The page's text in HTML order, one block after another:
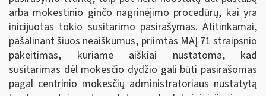
arba mokestinio ginčo nagrinėjimo procedūrų, kai yra
inicijuotas tokio susitarimo pasirašymas. Atitinkamai,
pašalinant šiuos neaiškumus, priimtas MAĮ 71 straipsnio
pakeitimas, kuriame aiškiai nustatoma, kad
susitarimas dėl mokesčio dydžio gali būti pasirašomas
pagal centrinio mokesčių administratoriaus nustatytą